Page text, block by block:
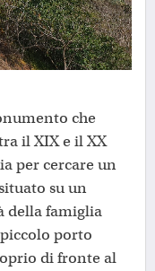
che
il XIX e il XX
per cercare un
su un
della famiglia
porto
di fronte al